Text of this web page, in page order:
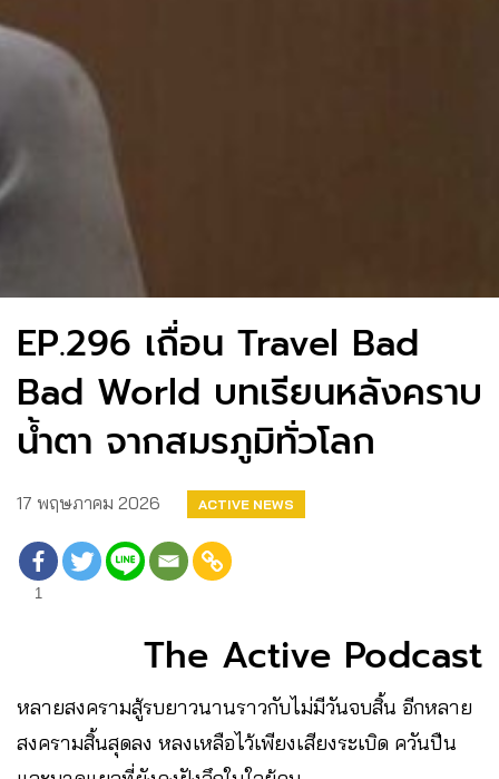
EP.296 เถื่อน Travel Bad
Bad World บทเรียนหลังคราบ
น้ำตา จากสมรภูมิทั่วโลก
17 พฤษภาคม 2026 ACTIVE NEWS
1
The Active Podcast
หลายสงครามสู้รบยาวนานราวกับไม่มีวันจบสิ้น อีกหลาย
สงครามสิ้นสุดลง หลงเหลือไว้เพียงเสียงระเบิด ควันปืน